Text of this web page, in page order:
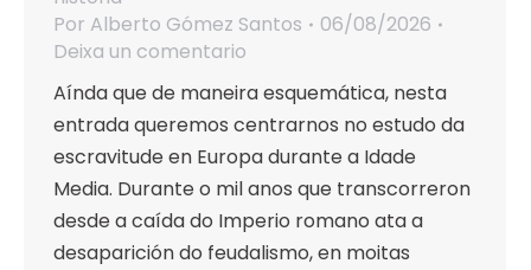
Por Alberto Gómez Santos
06/08/2026
Deixa un comentario
Aínda que de maneira esquemática, nesta
entrada queremos centrarnos no estudo da
escravitude en Europa durante a Idade
Media. Durante o mil anos que transcorreron
desde a caída do Imperio romano ata a
desaparición do feudalismo, en moitas